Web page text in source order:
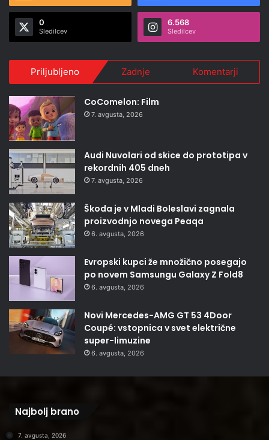
0
Sledilcev
6.568
Sledilcev
Priljubljeno Zadnje Komentarji
CoComelon: Film
7. avgusta, 2026
Audi Nuvolari od skice do prototipa v
rekordnih 405 dneh
7. avgusta, 2026
Škoda je v Mladi Boleslavi zagnala
proizvodnjo novega Peaqa
6. avgusta, 2026
Evropski kupci že množično posegajo
po novem Samsungu Galaxy Z Fold8
6. avgusta, 2026
Novi Mercedes-AMG GT 53 4Door
Coupé: vstopnica v svet električne
super-limuzine
6. avgusta, 2026
Najbolj brano
7. avgusta, 2026